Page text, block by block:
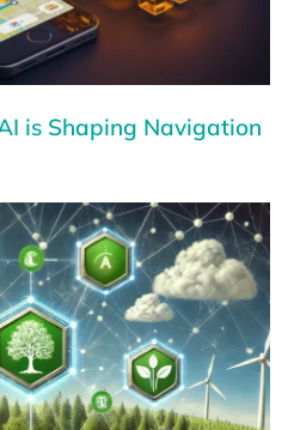
is Shaping Navigation